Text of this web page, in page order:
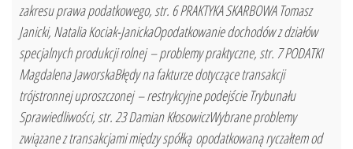
zakresu prawa podatkowego, str. 6 PRAKTYKA SKARBOWA Tomasz
Janicki, Natalia Kociak-JanickaOpodatkowanie dochodów z działów
specjalnych produkcji rolnej – problemy praktyczne, str. 7 PODATKI
Magdalena JaworskaBłędy na fakturze dotyczące transakcji
trójstronnej uproszczonej – restrykcyjne podejście Trybunału
Sprawiedliwości, str. 23 Damian KłosowiczWybrane problemy
związane z transakcjami między spółką opodatkowaną ryczałtem od